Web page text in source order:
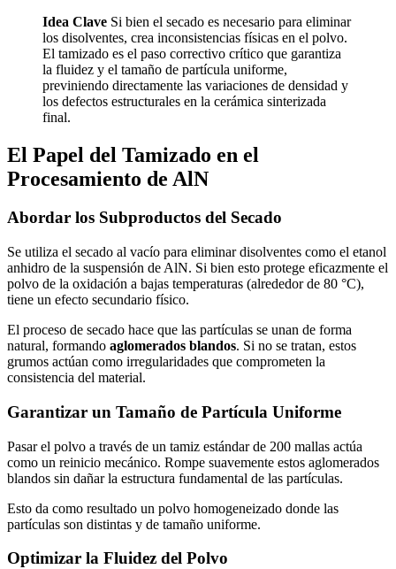
Idea Clave Si bien el secado es necesario para eliminar
los disolventes, crea inconsistencias físicas en el polvo.
El tamizado es el paso correctivo crítico que garantiza
la fluidez y el tamaño de partícula uniforme,
previniendo directamente las variaciones de densidad y
los defectos estructurales en la cerámica sinterizada
final.
El Papel del Tamizado en el
Procesamiento de AlN
Abordar los Subproductos del Secado
Se utiliza el secado al vacío para eliminar disolventes como el etanol
anhidro de la suspensión de AlN. Si bien esto protege eficazmente el
polvo de la oxidación a bajas temperaturas (alrededor de 80 °C),
tiene un efecto secundario físico.
El proceso de secado hace que las partículas se unan de forma
natural, formando aglomerados blandos. Si no se tratan, estos
grumos actúan como irregularidades que comprometen la
consistencia del material.
Garantizar un Tamaño de Partícula Uniforme
Pasar el polvo a través de un tamiz estándar de 200 mallas actúa
como un reinicio mecánico. Rompe suavemente estos aglomerados
blandos sin dañar la estructura fundamental de las partículas.
Esto da como resultado un polvo homogeneizado donde las
partículas son distintas y de tamaño uniforme.
Optimizar la Fluidez del Polvo